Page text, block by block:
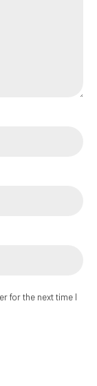
for the next time I